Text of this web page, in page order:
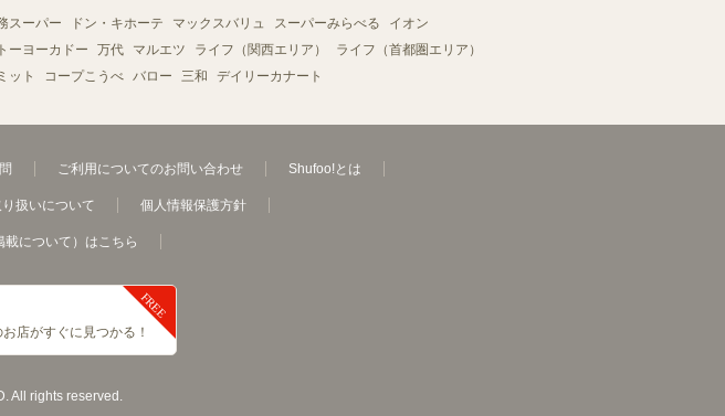
スーパー ドン・キホーテ マックスバリュ スーパーみらべる
イオン
ーヨーカドー
万代 マルエツ ライフ（関西エリア）
ライフ（首都圏エリア）
ット
コープこうべ バロー 三和 デイリーカナート
ご利用についてのお問い合わせ Shufoo!とは
扱いについて 個人情報保護方針
について）はこちら
店がすぐに見つかる！
All rights reserved.